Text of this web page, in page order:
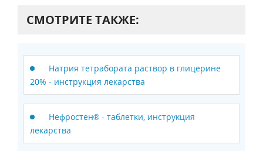
СМОТРИТЕ ТАКЖЕ:
Натрия тетрабората раствор в глицерине
20% - инструкция лекарства
Нефростен® - таблетки, инструкция
лекарства